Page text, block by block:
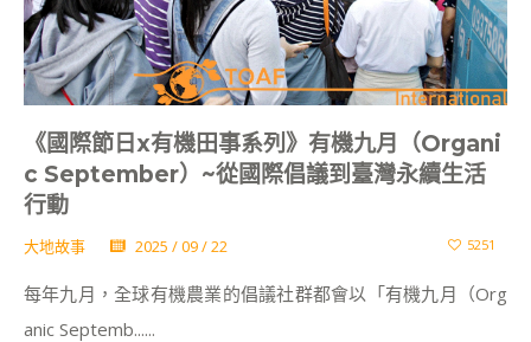
《國際節日x有機田事系列》有機九月（Organi
c September）~從國際倡議到臺灣永續生活
行動
大地故事 2025 / 09 / 22 5251
每年九月，全球有機農業的倡議社群都會以「有機九月（Org
anic Septemb......